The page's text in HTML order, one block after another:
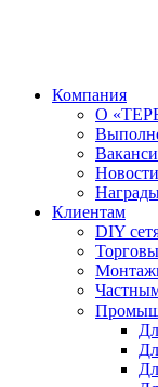
Компания
О
Новости
Клиентам
DIY